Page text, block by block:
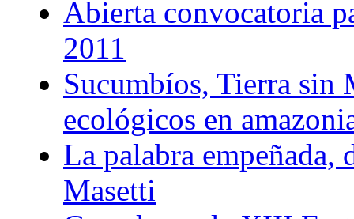
Abierta convocatoria
2011
Sucumbíos, Tierra sin
ecológicos en
La palabra empeñada,
Masetti